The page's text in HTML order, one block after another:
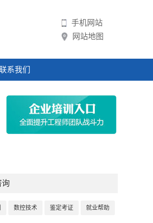
手机网站
网站地图
系我们
询
数控技术 鉴定考证 就业帮助